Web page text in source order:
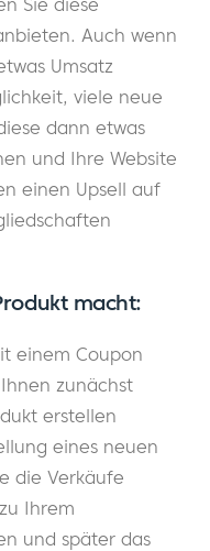
Auch wenn
Umsatz
viele neue
dann etwas
und Ihre Website
einen Upsell auf
macht:
einem Coupon
zunächst
erstellen
eines neuen
die Verkäufe
Ihrem
und später das